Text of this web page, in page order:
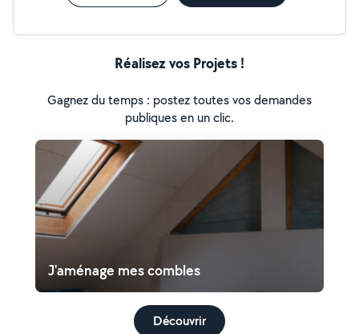
Réalisez vos Projets !
Gagnez du temps : postez toutes vos demandes
publiques en un clic.
J'aménage mes combles
Découvrir